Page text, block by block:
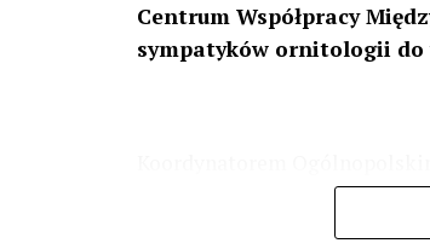
Centrum Współpracy
sympatyków ornitologii do
odbędzie się w dniach24 i 25